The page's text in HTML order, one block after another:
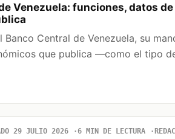
Venezuela: funciones, datos
Banco Central de Venezuela, su
que publica —como el tipo
29 JULIO 2026 6 MIN DE LECTURA